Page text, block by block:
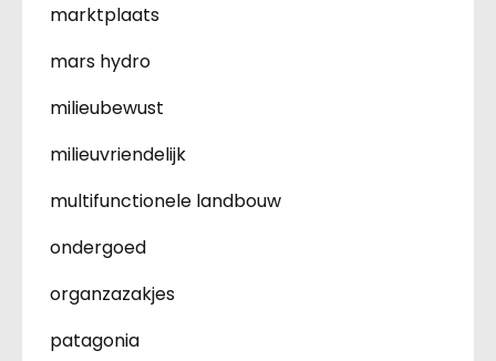
marktplaats
mars hydro
milieubewust
milieuvriendelijk
multifunctionele landbouw
ondergoed
organzazakjes
patagonia